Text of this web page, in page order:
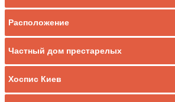
Расположение
Частный дом престарелых
Хоспис Киев